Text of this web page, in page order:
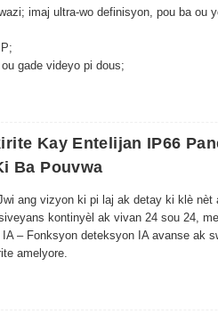
imaj ultra-wo definisyon, pou ba ou
gade videyo pi dous;
ki limen. Imaj la an nwa ak blan,
kou lannwit se vizyon koulè;
kalite, konvèsasyon bidireksyonèl
POE RJ-45;
Kay Entelijan IP66
Ba Pouvwa
ang vizyon ki pi laj ak detay ki klè nèt
kontinyèl ak vivan 24 sou 24,
– Fonksyon deteksyon IA avanse ak
amelyore.